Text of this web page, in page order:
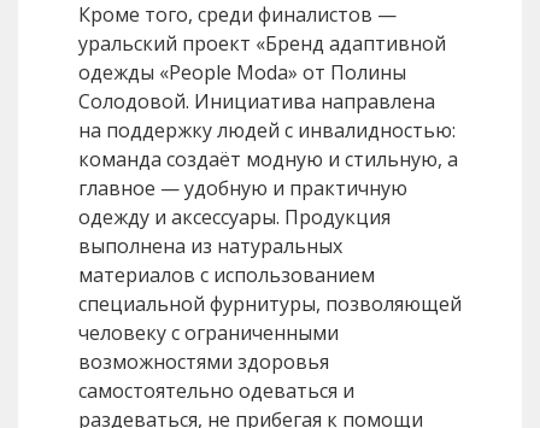
Кроме того, среди финалистов —
уральский проект «Бренд адаптивной
одежды «People Moda» от Полины
Солодовой. Инициатива направлена
на поддержку людей с инвалидностью:
команда создаёт модную и стильную, а
главное — удобную и практичную
одежду и аксессуары. Продукция
выполнена из натуральных
материалов с использованием
специальной фурнитуры, позволяющей
человеку с ограниченными
возможностями здоровья
самостоятельно одеваться и
раздеваться, не прибегая к помощи